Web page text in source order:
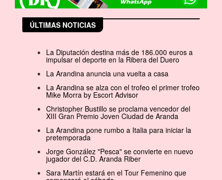
ÚLTIMAS NOTICIAS
La Diputación destina más de 186.000 euros a
impulsar el deporte en la Ribera del Duero
La Arandina anuncia una vuelta a casa
La Arandina se alza con el trofeo el primer trofeo
Mike Morra by Escort Advisor
Christopher Bustillo se proclama vencedor del
XIII Gran Premio Joven Ciudad de Aranda
La Arandina pone rumbo a Italia para iniciar la
pretemporada
Jorge González "Pesca" se convierte en nuevo
jugador del C.D. Aranda Riber
Sara Martín estará en el Tour Femenino que